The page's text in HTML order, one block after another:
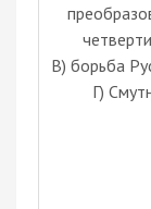
В) борьба
Г)